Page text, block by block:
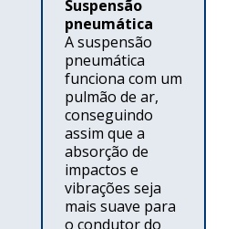
Suspensão
pneumática
A suspensão
pneumática
funciona com um
pulmão de ar,
conseguindo
assim que a
absorção de
impactos e
vibrações seja
mais suave para
o condutor do